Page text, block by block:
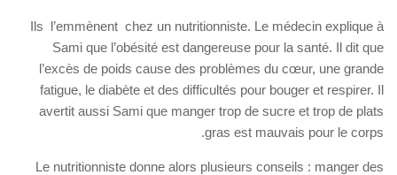
Ils l’emmènent chez un nutritionniste. Le médecin explique à
Sami que l’obésité est dangereuse pour la santé. Il dit que
l’excès de poids cause des problèmes du cœur, une grande
fatigue, le diabète et des difficultés pour bouger et respirer. Il
avertit aussi Sami que manger trop de sucre et trop de plats
gras est mauvais pour le corps.
Le nutritionniste donne alors plusieurs conseils : manger des